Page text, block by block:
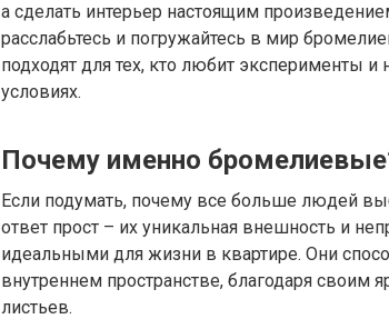
а сделать интерьер настоящим
расслабьтесь и погружайтесь в мир
подходят для тех, кто любит эксперименты
условиях.
Почему именно
Если подумать, почему все больше людей
ответ прост – их уникальная внешность и
идеальными для жизни в квартире. Они
внутреннем пространстве, благодаря
листьев.